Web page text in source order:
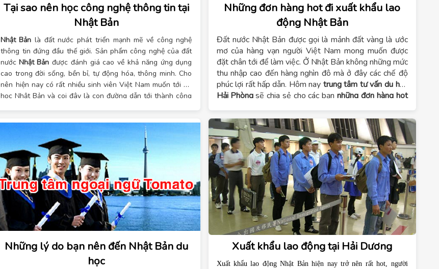
Tại sao nên học công nghệ thông tin tại
Nhật Bản
Nhật Bản là đất nước phát triển mạnh mẽ về công nghệ
thông tin đứng đầu thế giới. Sản phẩm công nghệ của đất
nướcNhật Bản được đánh giá cao về khả năng ứng dụng
cao trong đời sống, bền bỉ, tự động hóa, thông minh. Cho
nên hiện nay có rất nhiều sinh viên Việt Nam muốn tới du
học Nhật Bản và coi đây là con đường dẫn tới thành công
Những đơn hàng hot đi xuất khẩu lao
động Nhật Bản
Đất nước Nhật Bản được gọi là mảnh đất vàng là ước
mơ của hàng vạn người Việt Nam mong muốn được
đặt chân tới để làm việc. Ở Nhật Bản không những mức
thu nhập cao đến hàng nghìn đô mà ở đây các chế độ
phúc lợi rất hấp dẫn. Hôm nay trung tâm tư vấn du học
Hải Phòngsẽ chia sẻ cho các bạn những đơn hàng hot
Những lý do bạn nên đến Nhật Bản du
học
Xuất khẩu lao động tại Hải Dương
Xuất khẩu lao động Nhật Bản hiện nay trở nên rất hot, người